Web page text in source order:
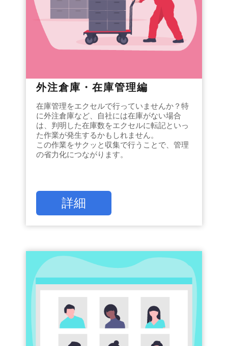
外注倉庫・在庫管理編
在庫管理をエクセルで行っていませんか？特
に外注倉庫など、自社には在庫がない場合
は、判明した在庫数をエクセルに転記といっ
た作業が発生するかもしれません。
この作業をサクッと収集で行うことで、管理
の省力化につながります。
詳細